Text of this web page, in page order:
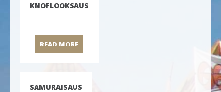
KNOFLOOKSAUS
READ MORE
SAMURAISAUS